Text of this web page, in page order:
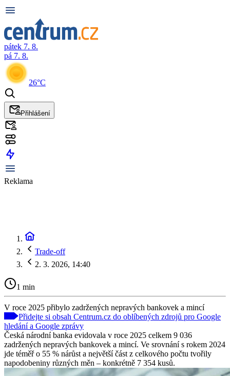
pátek 7. 8.
pá 7. 8.
26°C
Přihlášení
Reklama
Trade-off
2. 3. 2026, 14:40
1 min
V roce 2025 přibylo zadržených nepravých bankovek a mincí
Přidejte si obsah Centrum.cz do oblíbených zdrojů pro Google
hledání a Google zprávy
Česká národní banka evidovala v roce 2025 celkem 9 036
zadržených nepravých bankovek a mincí. Ve srovnání s rokem 2024
jde téměř o 55 % nárůst a největší část z celkového počtu tvořily
napodobeniny různých měn – konkrétně 7 354 kusů.